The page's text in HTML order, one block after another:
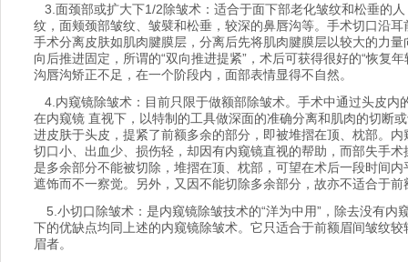
3.面颈部或扩大下1/2除皱术：适合于面下部老化皱纹和松垂的
纹，面颊颈部皱纹、皱襞和松垂，较深的鼻唇沟等。手术切口沿
手术分离皮肤如肌肉腱膜层，分离后先将肌肉腱膜层以较大的力
向后推进固定，所谓的“双向推进提紧”，术后可获得很好的“恢复
沟唇沟矫正不足，在一个阶段内，面部表情显得不自然。
4.内窥镜除皱术：目前只限于做额部除皱术。手术中通过头皮内
在内窥镜 直视下，以特制的工具做深面的准确分离和肌肉的切断
进皮肤于头皮，提紧了前额多余的部分，即被堆摺在顶、枕部。
切口小、出血少、损伤轻，却因有内窥镜直视的帮助，而部失手
是多余部分不能被切除，堆摺在顶、枕部，可望在术后一段时间
遮饰而不一察觉。另外，又因不能切除多余部分，故亦不适合于
5.小切口除皱术：是内窥镜除皱技术的“洋为中用”，除去没有内
下的优缺点均同上述的内窥镜除皱术。它只适合于前额眉间皱纹
眉者。